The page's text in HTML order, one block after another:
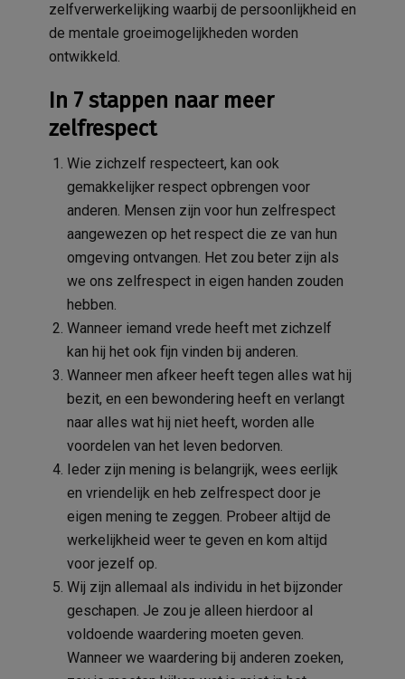
zelfverwerkelijking waarbij de persoonlijkheid en
de mentale groeimogelijkheden worden
ontwikkeld.
In 7 stappen naar meer
zelfrespect
Wie zichzelf respecteert, kan ook
gemakkelijker respect opbrengen voor
anderen. Mensen zijn voor hun zelfrespect
aangewezen op het respect die ze van hun
omgeving ontvangen. Het zou beter zijn als
we ons zelfrespect in eigen handen zouden
hebben.
Wanneer iemand vrede heeft met zichzelf
kan hij het ook fijn vinden bij anderen.
Wanneer men afkeer heeft tegen alles wat hij
bezit, en een bewondering heeft en verlangt
naar alles wat hij niet heeft, worden alle
voordelen van het leven bedorven.
Ieder zijn mening is belangrijk, wees eerlijk
en vriendelijk en heb zelfrespect door je
eigen mening te zeggen. Probeer altijd de
werkelijkheid weer te geven en kom altijd
voor jezelf op.
Wij zijn allemaal als individu in het bijzonder
geschapen. Je zou je alleen hierdoor al
voldoende waardering moeten geven.
Wanneer we waardering bij anderen zoeken,